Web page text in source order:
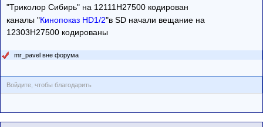
"Триколор Сибирь" на 12111Н27500 кодирован
каналы "Кинопоказ HD1/2"в SD начали вещание на
12303Н27500 кодированы
mr_pavel вне форума
Войдите, чтобы благодарить